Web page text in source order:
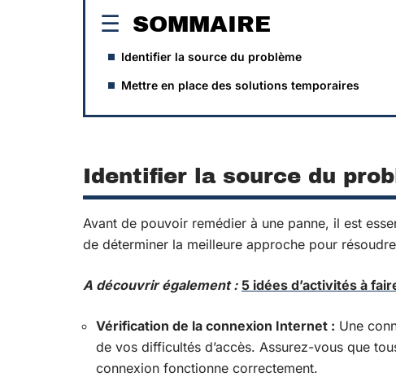
SOMMAIRE
Identifier la source du problème
Mettre en place des solutions temporaires
Identifier la source du
Avant de pouvoir remédier à une panne, il est
de déterminer la meilleure approche pour
A découvrir également : 5 idées d’activités à
Vérification de la connexion Internet : Une
de vos difficultés d’accès. Assurez-vous que
connexion fonctionne correctement.